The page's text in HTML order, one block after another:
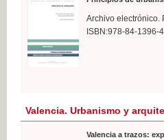
Archivo electrónico.
ISBN:978-84-1396-
Valencia. Urbanismo y
Valencia a trazos: